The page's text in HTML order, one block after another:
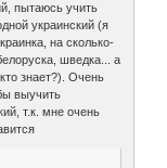
пытаюсь учить
украинский (я
на сколько-
шведка... а
знает?). Очень
выучить
т.к. мне очень